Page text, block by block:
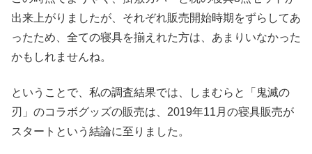
出来上がりましたが、それぞれ販売開始時期をずらしてあ
ったため、全ての寝具を揃えれた方は、あまりいなかった
かもしれませんね。
ということで、私の調査結果では、しまむらと「鬼滅の
刃」のコラボグッズの販売は、2019年11月の寝具販売が
スタートという結論に至りました。